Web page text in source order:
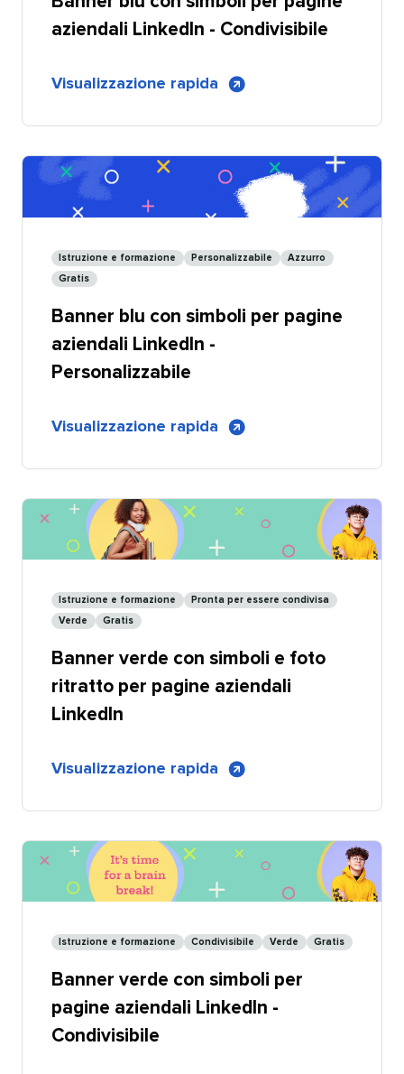
aziendali LinkedIn - Condivisibile​​
Visualizzazione rapida
di
blu
con
simboli
aziendali
LinkedIn
Condivisibile
Istruzione e formazione​​ Personalizzabile​​ Azzurro​​
Gratis​​
Banner blu con simboli per pagine
aziendali LinkedIn -
Personalizzabile​​
Visualizzazione rapida
di
blu
con
forme
per
aziendali
LinkedIn
Personalizzabile
Istruzione e formazione​​ Pronta per essere condivisa​​
Verde​​ Gratis​​
Banner verde con simboli e foto
ritratto per pagine aziendali
LinkedIn​​
Visualizzazione rapida
di
verde
con
simboli
ritratto
per
pagine
aziendali
LinkedIn
Istruzione e formazione​​ Condivisibile​​ Verde​​ Gratis​​
Banner verde con simboli per
pagine aziendali LinkedIn -
Condivisibile​​